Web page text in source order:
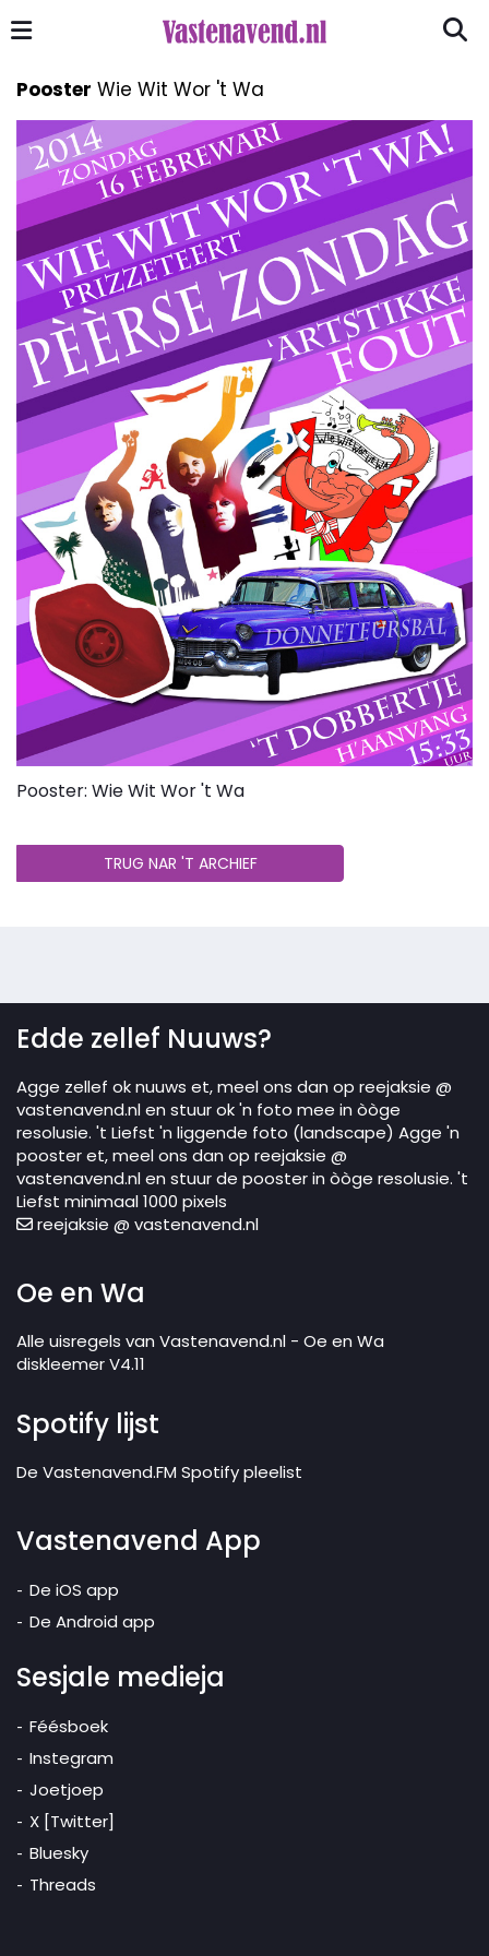
Pooster Wie Wit Wor 't Wa
Pooster: Wie Wit Wor 't Wa
TRUG NAR 'T ARCHIEF
Edde zellef Nuuws?
Agge zellef ok nuuws et, meel ons dan op reejaksie @
vastenavend.nl en stuur ok 'n foto mee in òòge
resolusie. 't Liefst 'n liggende foto (landscape) Agge 'n
pooster et, meel ons dan op reejaksie @
vastenavend.nl en stuur de pooster in òòge resolusie. 't
Liefst minimaal 1000 pixels
reejaksie @ vastenavend.nl
Oe en Wa
Alle uisregels van Vastenavend.nl - Oe en Wa
diskleemer V4.11
Spotify lijst
De Vastenavend.FM Spotify pleelist
Vastenavend App
De iOS app
De Android app
Sesjale medieja
Féésboek
Instegram
Joetjoep
X [Twitter]
Bluesky
Threads